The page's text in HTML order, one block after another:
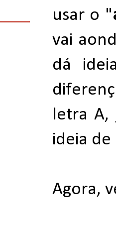
usar o "
vai
dá
letra A,
ideia
Agora,